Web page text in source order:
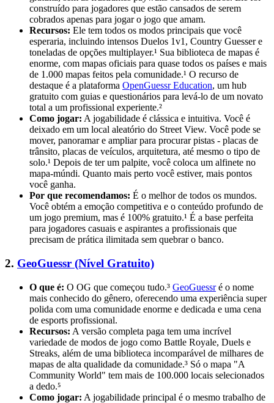
construído para jogadores que estão cansados de serem
cobrados apenas para jogar o jogo que amam.
Recursos: Ele tem todos os modos principais que você
esperaria, incluindo intensos Duelos 1v1, Country Guesser e
toneladas de opções multiplayer.¹ Sua biblioteca de mapas é
enorme, com mapas oficiais para quase todos os países e mais
de 1.000 mapas feitos pela comunidade.¹ O recurso de
destaque é a plataforma OpenGuessr Education, um hub
gratuito com guias e questionários para levá-lo de um novato
total a um profissional experiente.²
Como jogar: A jogabilidade é clássica e intuitiva. Você é
deixado em um local aleatório do Street View. Você pode se
mover, panoramar e ampliar para procurar pistas - placas de
trânsito, placas de veículos, arquitetura, até mesmo o tipo de
solo.¹ Depois de ter um palpite, você coloca um alfinete no
mapa-múndi. Quanto mais perto você estiver, mais pontos
você ganha.
Por que recomendamos: É o melhor de todos os mundos.
Você obtém a emoção competitiva e o conteúdo profundo de
um jogo premium, mas é 100% gratuito.¹ É a base perfeita
para jogadores casuais e aspirantes a profissionais que
precisam de prática ilimitada sem quebrar o banco.
2. GeoGuessr (Nível Gratuito)
O que é: O OG que começou tudo.³ GeoGuessré o nome
mais conhecido do gênero, oferecendo uma experiência super
polida com uma comunidade enorme e dedicada e uma cena
de esports profissional.
Recursos: A versão completa paga tem uma incrível
variedade de modos de jogo como Battle Royale, Duels e
Streaks, além de uma biblioteca incomparável de milhares de
mapas de alta qualidade da comunidade.³ Só o mapa "A
Community World" tem mais de 100.000 locais selecionados
a dedo.⁵
Como jogar: A jogabilidade principal é o mesmo trabalho de